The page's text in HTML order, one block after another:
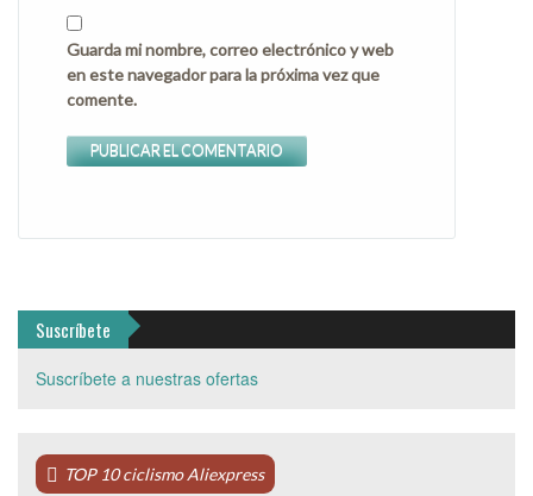
Guarda mi nombre, correo electrónico y web
en este navegador para la próxima vez que
comente.
Suscríbete
Suscríbete a nuestras ofertas
TOP 10 ciclismo Aliexpress